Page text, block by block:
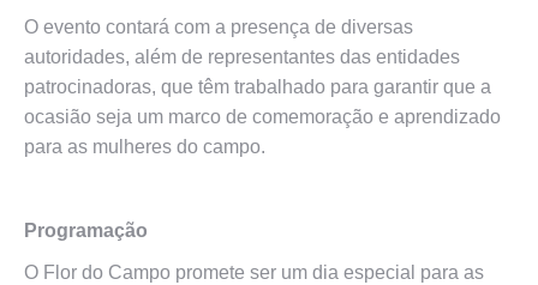
O evento contará com a presença de diversas
autoridades, além de representantes das entidades
patrocinadoras, que têm trabalhado para garantir que a
ocasião seja um marco de comemoração e aprendizado
para as mulheres do campo.
Programação
O Flor do Campo promete ser um dia especial para as